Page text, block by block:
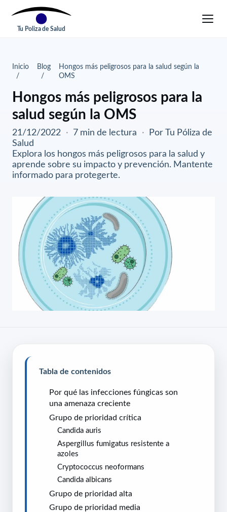
Tu Poliza de Salud
Inicio Blog
Hongos más peligrosos para la salud según la
OMS
Hongos más peligrosos para la
salud según la OMS
21/12/2022 · 7 min de lectura ·
Por Tu Póliza de
Salud
Explora los hongos más peligrosos para la salud y
aprende sobre su impacto y prevención. Mantente
informado para protegerte.
Tabla de contenidos
Por qué las infecciones fúngicas son
una amenaza creciente
Grupo de prioridad crítica
Candida auris
Aspergillus fumigatus resistente a
azoles
Cryptococcus neoformans
Candida albicans
Grupo de prioridad alta
Grupo de prioridad media